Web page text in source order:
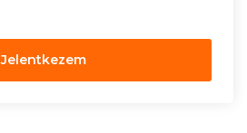
Jelentkezem